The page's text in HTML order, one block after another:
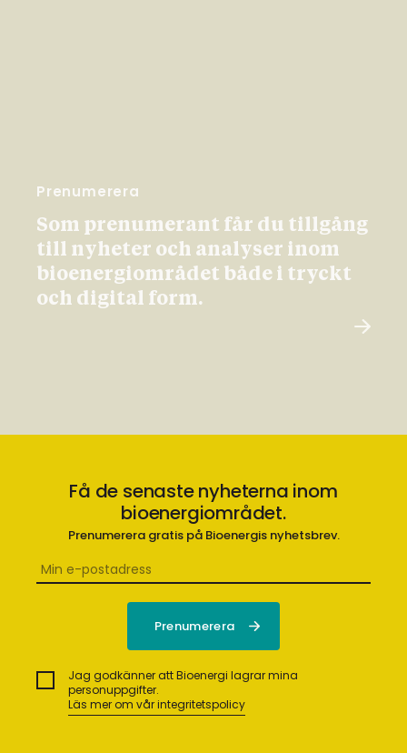
Prenumerera
Som prenumerant får du tillgång
till nyheter och analyser inom
bioenergiområdet både i tryckt
och digital form.
Få de senaste nyheterna inom
bioenergiområdet.
Prenumerera gratis på Bioenergis nyhetsbrev.
Jag godkänner att Bioenergi lagrar mina
personuppgifter.
Läs mer om vår integritetspolicy